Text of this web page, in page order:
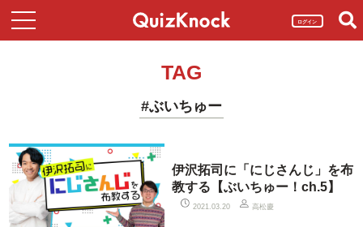
ログイン
TAG
#ぶいちゅー
伊沢拓司に「にじさんじ」を布
教する【ぶいちゅー！ch.5】
2021.03.20 高松慶